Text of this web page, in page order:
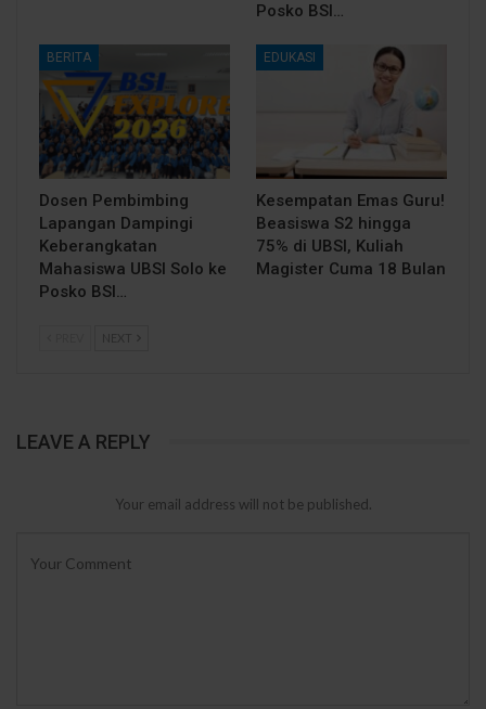
Posko BSI…
BERITA
Dosen Pembimbing
Lapangan Dampingi
Keberangkatan
Mahasiswa UBSI Solo ke
Posko BSI…
EDUKASI
Kesempatan Emas Guru!
Beasiswa S2 hingga
75% di UBSI, Kuliah
Magister Cuma 18 Bulan
NEXT
LEAVE A REPLY
Your email address will not be published.